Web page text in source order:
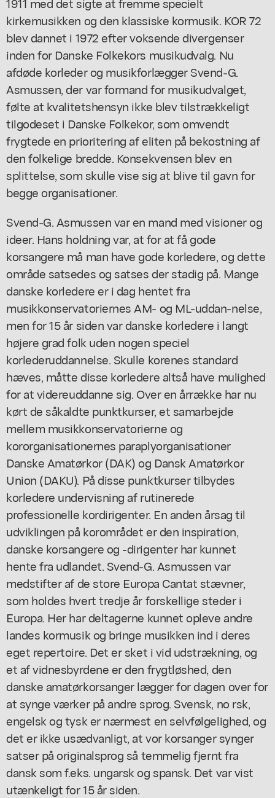
kirkemusikken og den klassiske kormusik. KOR 72
blev dannet i 1972 efter voksende divergenser
inden for Danske Folkekors musikudvalg. Nu
afdøde korleder og musikforlægger Svend-G.
Asmussen, der var formand for musikudvalget,
følte at kvalitetshensyn ikke blev tilstrækkeligt
tilgodeset i Danske Folkekor, som omvendt
frygtede en prioritering af eliten på bekostning af
den folkelige bredde. Konsekvensen blev en
splittelse, som skulle vise sig at blive til gavn for
begge organisationer.
Svend-G. Asmussen var en mand med visioner og
ideer. Hans holdning var, at for at få gode
korsangere må man have gode korledere, og dette
område satsedes og satses der stadig på. Mange
danske korledere er i dag hentet fra
musikkonservatoriernes AM- og ML-uddan-nelse,
men for 15 år siden var danske korledere i langt
højere grad folk uden nogen speciel
korlederuddannelse. Skulle korenes standard
hæves, måtte disse korledere altså have mulighed
for at videreuddanne sig. Over en årrække har nu
kørt de såkaldte punktkurser, et samarbejde
mellem musikkonservatorierne og
kororganisationernes paraplyorganisationer
Danske Amatørkor (DAK) og Dansk Amatørkor
Union (DAKU). På disse punktkurser tilbydes
korledere undervisning af rutinerede
professionelle kordirigenter. En anden årsag til
udviklingen på korområdet er den inspiration,
danske korsangere og -dirigenter har kunnet
hente fra udlandet. Svend-G. Asmussen var
medstifter af de store Europa Cantat stævner,
som holdes hvert tredje år forskellige steder i
Europa. Her har deltagerne kunnet opleve andre
landes kormusik og bringe musikken ind i deres
eget repertoire. Det er sket i vid udstrækning, og
et af vidnesbyrdene er den frygtløshed, den
danske amatørkorsanger lægger for dagen over for
at synge værker på andre sprog. Svensk, no rsk,
engelsk og tysk er nærmest en selvfølgelighed, og
det er ikke usædvanligt, at vor korsanger synger
satser på originalsprog så temmelig fjernt fra
dansk som f.eks. ungarsk og spansk. Det var vist
utænkeligt for 15 år siden.